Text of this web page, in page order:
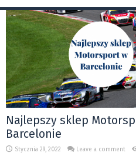
Najlepszy sklep
Barcelonie
Stycznia 29, 2022 Leave a comment